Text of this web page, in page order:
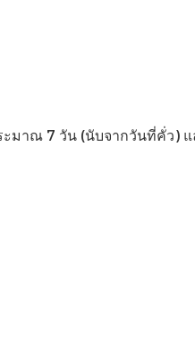
มาณ 7 วัน (นับจากวันที่คั่ว) แ